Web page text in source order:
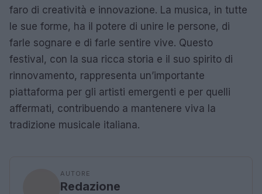
faro di creatività e innovazione. La musica, in tutte
le sue forme, ha il potere di unire le persone, di
farle sognare e di farle sentire vive. Questo
festival, con la sua ricca storia e il suo spirito di
rinnovamento, rappresenta un’importante
piattaforma per gli artisti emergenti e per quelli
affermati, contribuendo a mantenere viva la
tradizione musicale italiana.
AUTORE
Redazione